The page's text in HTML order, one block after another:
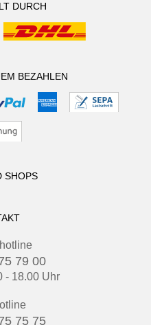
DURCH
BEZAHLEN
SHOPS
79 00
- 18.00 Uhr
75 75